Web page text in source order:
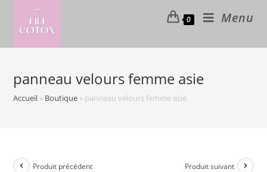
content
0 Menu
panneau velours femme asie
Accueil » Boutique » panneau velours femme asie
Produit précédent Produit suivant